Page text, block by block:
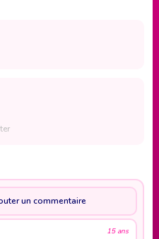
un commentaire
15 ans